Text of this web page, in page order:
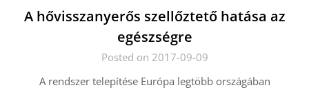
A hővisszanyerős szellőztető hatása az
egészségre
Posted on 2017-09-09
A rendszer telepítése Európa legtöbb országában